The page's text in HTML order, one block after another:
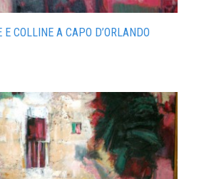
COLLINE A CAPO D’ORLANDO